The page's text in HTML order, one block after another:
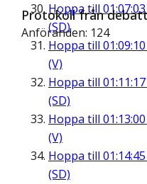
Hoppa till 01:07:03
(SD)
Hoppa till 01:09:10
(V)
Hoppa till 01:11:17
(SD)
Hoppa till 01:13:00
(V)
Hoppa till 01:14:45
(SD)
Protokoll från
Anföranden: 124